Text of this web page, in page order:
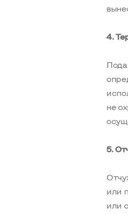
4.
не
5.
или
или